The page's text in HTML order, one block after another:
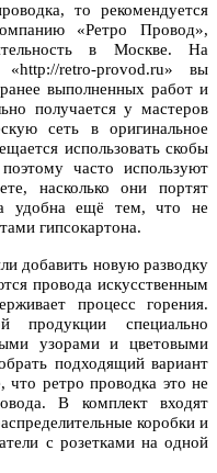
то рекомендуется
«Ретро Провод»,
в Москве. На
«http://retro-provod.ru» вы
выполненных работ и
получается у мастеров
сеть в оригинальное
использовать скобы
часто используют
насколько они портят
удобна ещё тем, что не
гипсокартона.
добавить новую разводку
провода искусственным
процесс горения.
продукции специально
узорами и цветовыми
подходящий вариант
что ретро проводка это не
В комплект входят
коробки и
с розетками на одной